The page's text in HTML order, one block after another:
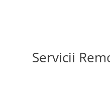
Servicii